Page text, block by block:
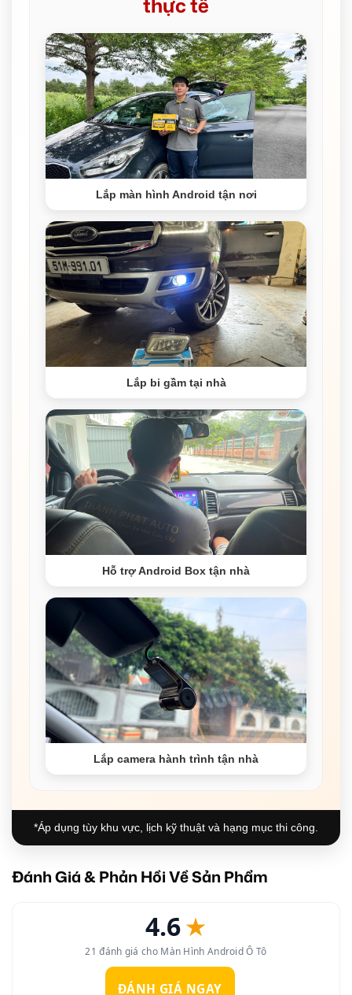
Lắp màn hình Android tận nơi
Lắp bi gầm tại nhà
Hỗ trợ Android Box tận nhà
Lắp camera hành trình tận nhà
*Áp dụng tùy khu vực, lịch kỹ thuật và hạng mục thi công.
Đánh Giá & Phản Hồi Về Sản Phẩm
4.6★
21 đánh giá cho Màn Hình Android Ô Tô
ĐÁNH GIÁ NGAY